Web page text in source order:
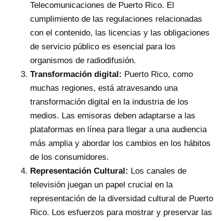
Telecomunicaciones de Puerto Rico. El
cumplimiento de las regulaciones relacionadas
con el contenido, las licencias y las obligaciones
de servicio público es esencial para los
organismos de radiodifusión.
Transformación digital: Puerto Rico, como
muchas regiones, está atravesando una
transformación digital en la industria de los
medios. Las emisoras deben adaptarse a las
plataformas en línea para llegar a una audiencia
más amplia y abordar los cambios en los hábitos
de los consumidores.
Representación Cultural: Los canales de
televisión juegan un papel crucial en la
representación de la diversidad cultural de Puerto
Rico. Los esfuerzos para mostrar y preservar las